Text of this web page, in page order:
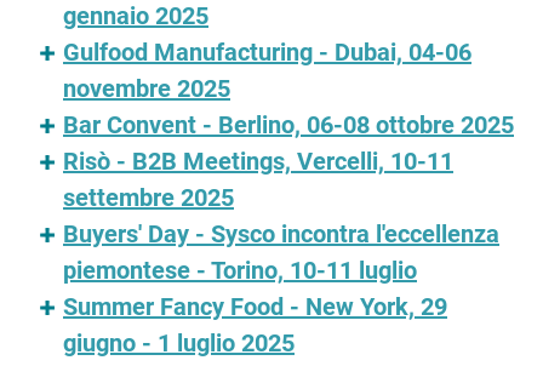
gennaio 2025
Gulfood Manufacturing - Dubai, 04-06
novembre 2025
Bar Convent - Berlino, 06-08 ottobre 2025
Risò - B2B Meetings, Vercelli, 10-11
settembre 2025
Buyers' Day - Sysco incontra l'eccellenza
piemontese - Torino, 10-11 luglio
Summer Fancy Food - New York, 29
giugno - 1 luglio 2025